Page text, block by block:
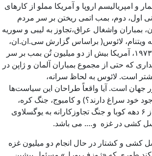
و امپریالیسم اروپا و آمریکا مملو از کارهای
اول، دوم، بمب اتمی ریختن بر سر مردم
بمباران و‌اشغال عراق،تجاوز به لیبی و سوریه
ویتنام، لائوس( براساس گزارش سی.ان.ان،
بین سال‌های ۱۹۶۴ تا ۱۹۷۳، آمریکا بیش از دو میلیون تُن بمب بر سر
که حتی از مجموع بمباران آلمان و ژاپن در
است. لائوس به لحاظ سرانه،
جهان است. آیا واقعاً طراحان این سیاست‌ها
خود سراغ دارند؟) و کامبوج، جنگ کره،
تحریم اقتصادی بیش از ۶ دهه کوبا و جنگ تجاوزکارانه به یوگسلاوی
کشی در غزه و…. می باشد.
نسل کشی و کشتار در حال انجام دو میلیون غزه